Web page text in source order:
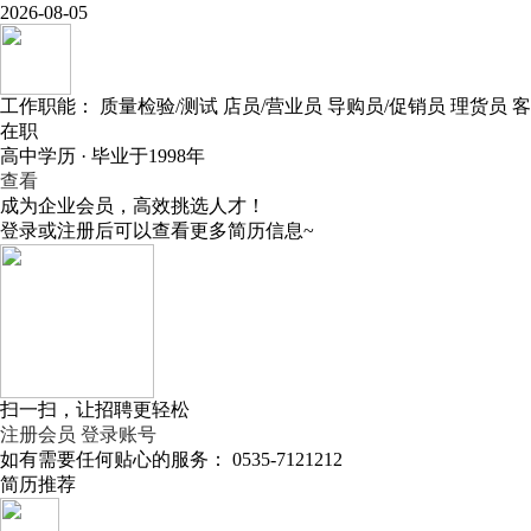
2026-08-05
工作职能： 质量检验/测试 店员/营业员 导购员/促销员 理货员
在职
高中学历 · 毕业于1998年
查看
成为企业会员，高效挑选人才！
登录或注册后可以查看更多简历信息~
扫一扫，让招聘更轻松
注册会员 登录账号
如有需要任何贴心的服务：
0535-7121212
简历推荐